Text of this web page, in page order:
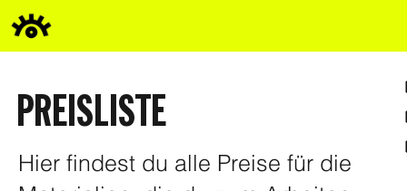
PREISLISTE
Hier findest du alle Preise für die